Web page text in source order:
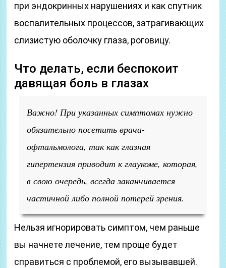
при эндокринных нарушениях и как спутник
воспалительных процессов, затрагивающих
слизистую оболочку глаза, роговицу.
Что делать, если беспокоит
давящая боль в глазах
Важно! При указанных симптомах нужно
обязательно посетить врача-
офтальмолога, так как глазная
гипертензия приводит к глаукоме, которая,
в свою очередь, всегда заканчивается
частичной либо полной потерей зрения.
Нельзя игнорировать симптом, чем раньше
вы начнете лечение, тем проще будет
справиться с проблемой, его вызывавшей.